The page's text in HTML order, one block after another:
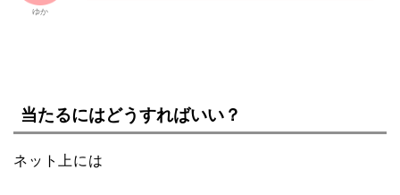
ゆか
当たるにはどうすればいい？
ネット上には